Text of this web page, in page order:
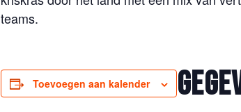
teams.
Toevoegen aan kalender